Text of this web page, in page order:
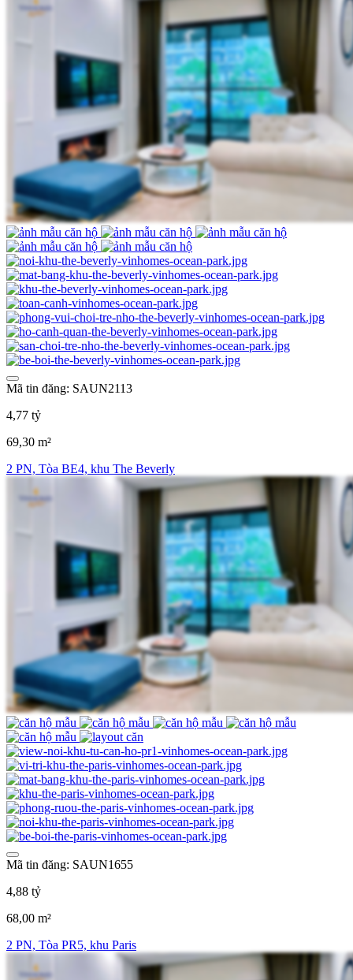
Mã tin đăng: SAUN2113
4,77 tỷ
69,30 m²
2 PN, Tòa BE4, khu The Beverly
Mã tin đăng: SAUN1655
4,88 tỷ
68,00 m²
2 PN, Tòa PR5, khu Paris